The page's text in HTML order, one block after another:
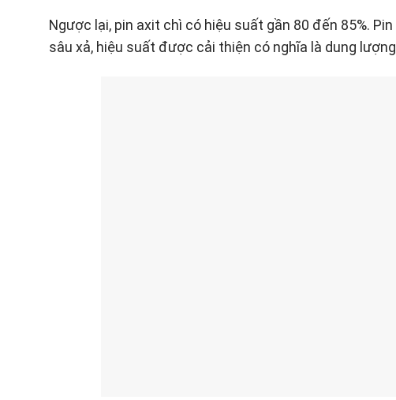
Ngược lại, pin axit chì có hiệu suất gần 80 đến 85%.
sâu xả, hiệu suất được cải thiện có nghĩa là dung